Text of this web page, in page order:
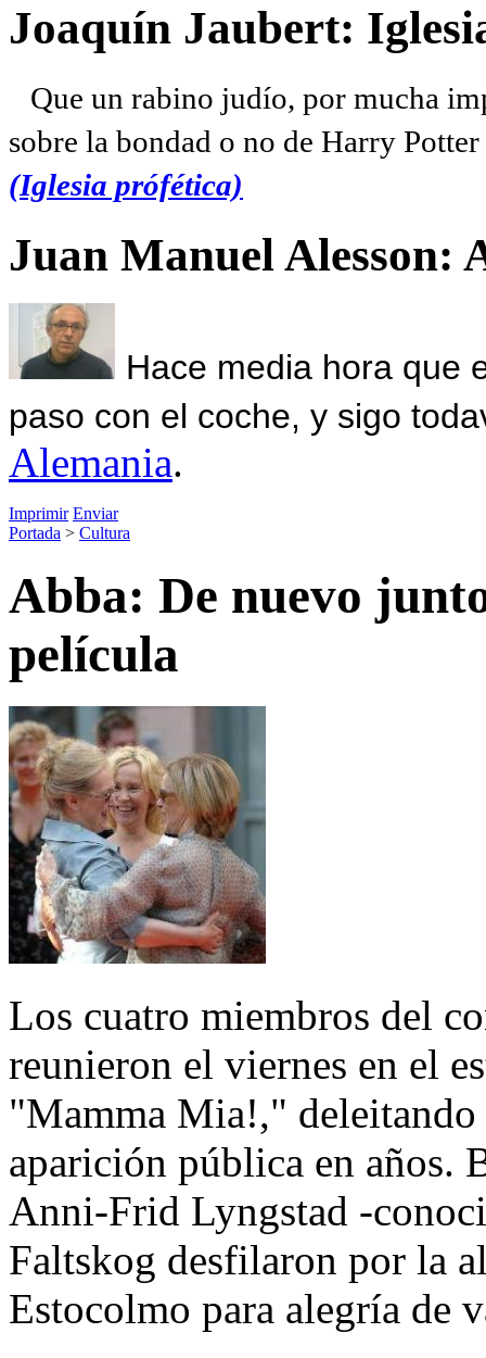
Joaquín Jaubert:
Que un rabino judío, por mucha
sobre la bondad o no de Harry
(Iglesia prófética)
Juan Manuel Alesson:
Hace media hora que
paso con el coche, y sigo
Alemania.
Imprimir Enviar
Portada > Cultura
Abba: De nuevo
película
Los cuatro miembros del
reunieron el viernes en el
"Mamma Mia!," deleitando
aparición pública en años.
Anni-Frid Lyngstad -
Faltskog desfilaron por la
Estocolmo para alegría de